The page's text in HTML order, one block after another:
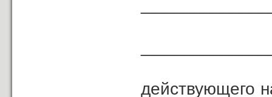
действующего